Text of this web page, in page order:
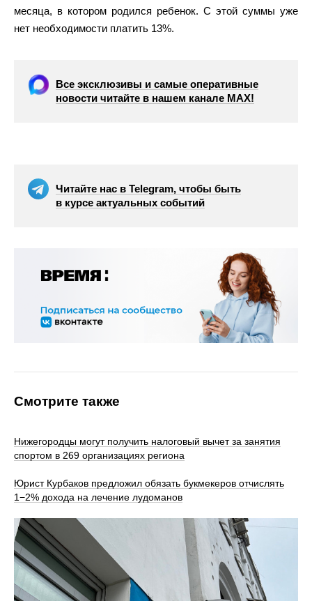
месяца, в котором родился ребенок. С этой суммы уже
нет необходимости платить 13%.
Все эксклюзивы и самые оперативные
новости читайте в нашем канале МАХ!
Читайте нас в Telegram, чтобы быть
в курсе актуальных событий
Смотрите также
Нижегородцы могут получить налоговый вычет за занятия
спортом в 269 организациях региона
Юрист Курбаков предложил обязать букмекеров отчислять
1−2% дохода на лечение лудоманов